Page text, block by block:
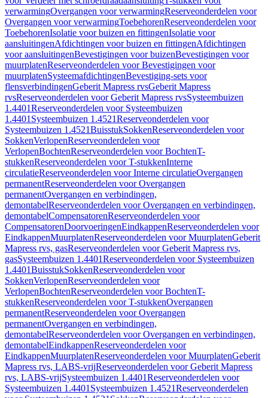
verwarmingOvergangen voor verwarmingReserveonderdelen voor
Overgangen voor verwarmingToebehorenReserveonderdelen voor
ToebehorenIsolatie voor buizen en fittingenIsolatie voor
aansluitingenAfdichtingen voor buizen en fittingenAfdichtingen
voor aansluitingenBevestigingen voor buizenBevestigingen voor
muurplatenReserveonderdelen voor Bevestigingen voor
muurplatenSysteemafdichtingenBevestiging-sets voor
flensverbindingenGeberit Mapress rvsGeberit Mapress
rvsReserveonderdelen voor Geberit Mapress rvsSysteembuizen
1.4401Reserveonderdelen voor Systeembuizen
1.4401 Systeembuizen 1.4521Reserveonderdelen voor
Systeembuizen 1.4521BuisstukSokkenReserveonderdelen voor
SokkenVerlopenReserveonderdelen voor
VerlopenBochtenReserveonderdelen voor BochtenT-
stukkenReserveonderdelen voor T-stukkenInterne
circulatieReserveonderdelen voor Interne circulatieOvergangen
permanentReserveonderdelen voor Overgangen
permanentOvergangen en verbindingen,
demontabelReserveonderdelen voor Overgangen en verbindingen,
demontabelCompensatorenReserveonderdelen voor
CompensatorenDoorvoeringenEindkappenReserveonderdelen voor
EindkappenMuurplatenReserveonderdelen voor MuurplatenGeberit
Mapress rvs, gasReserveonderdelen voor Geberit Mapress rvs,
gasSysteembuizen 1.4401Reserveonderdelen voor Systeembuizen
1.4401BuisstukSokkenReserveonderdelen voor
SokkenVerlopenReserveonderdelen voor
VerlopenBochtenReserveonderdelen voor BochtenT-
stukkenReserveonderdelen voor T-stukkenOvergangen
permanentReserveonderdelen voor Overgangen
permanentOvergangen en verbindingen,
demontabelReserveonderdelen voor Overgangen en verbindingen,
demontabelEindkappenReserveonderdelen voor
EindkappenMuurplatenReserveonderdelen voor MuurplatenGeberit
Mapress rvs, LABS-vrijReserveonderdelen voor Geberit Mapress
rvs, LABS-vrijSysteembuizen 1.4401Reserveonderdelen voor
Systeembuizen 1.4401 Systeembuizen 1.4521Reserveonderdelen